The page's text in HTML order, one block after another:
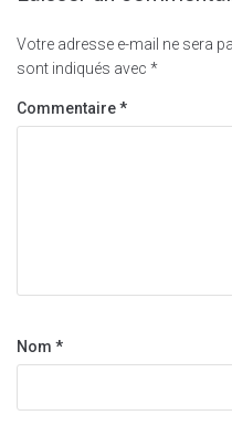
Votre adresse e-mail ne sera
sont indiqués avec *
Commentaire*
Nom *